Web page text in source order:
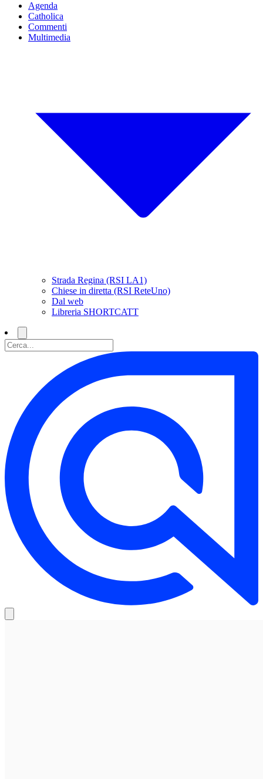
Agenda
Catholica
Commenti
Multimedia
Strada Regina (RSI LA1)
Chiese in diretta (RSI ReteUno)
Dal web
Libreria SHORTCATT